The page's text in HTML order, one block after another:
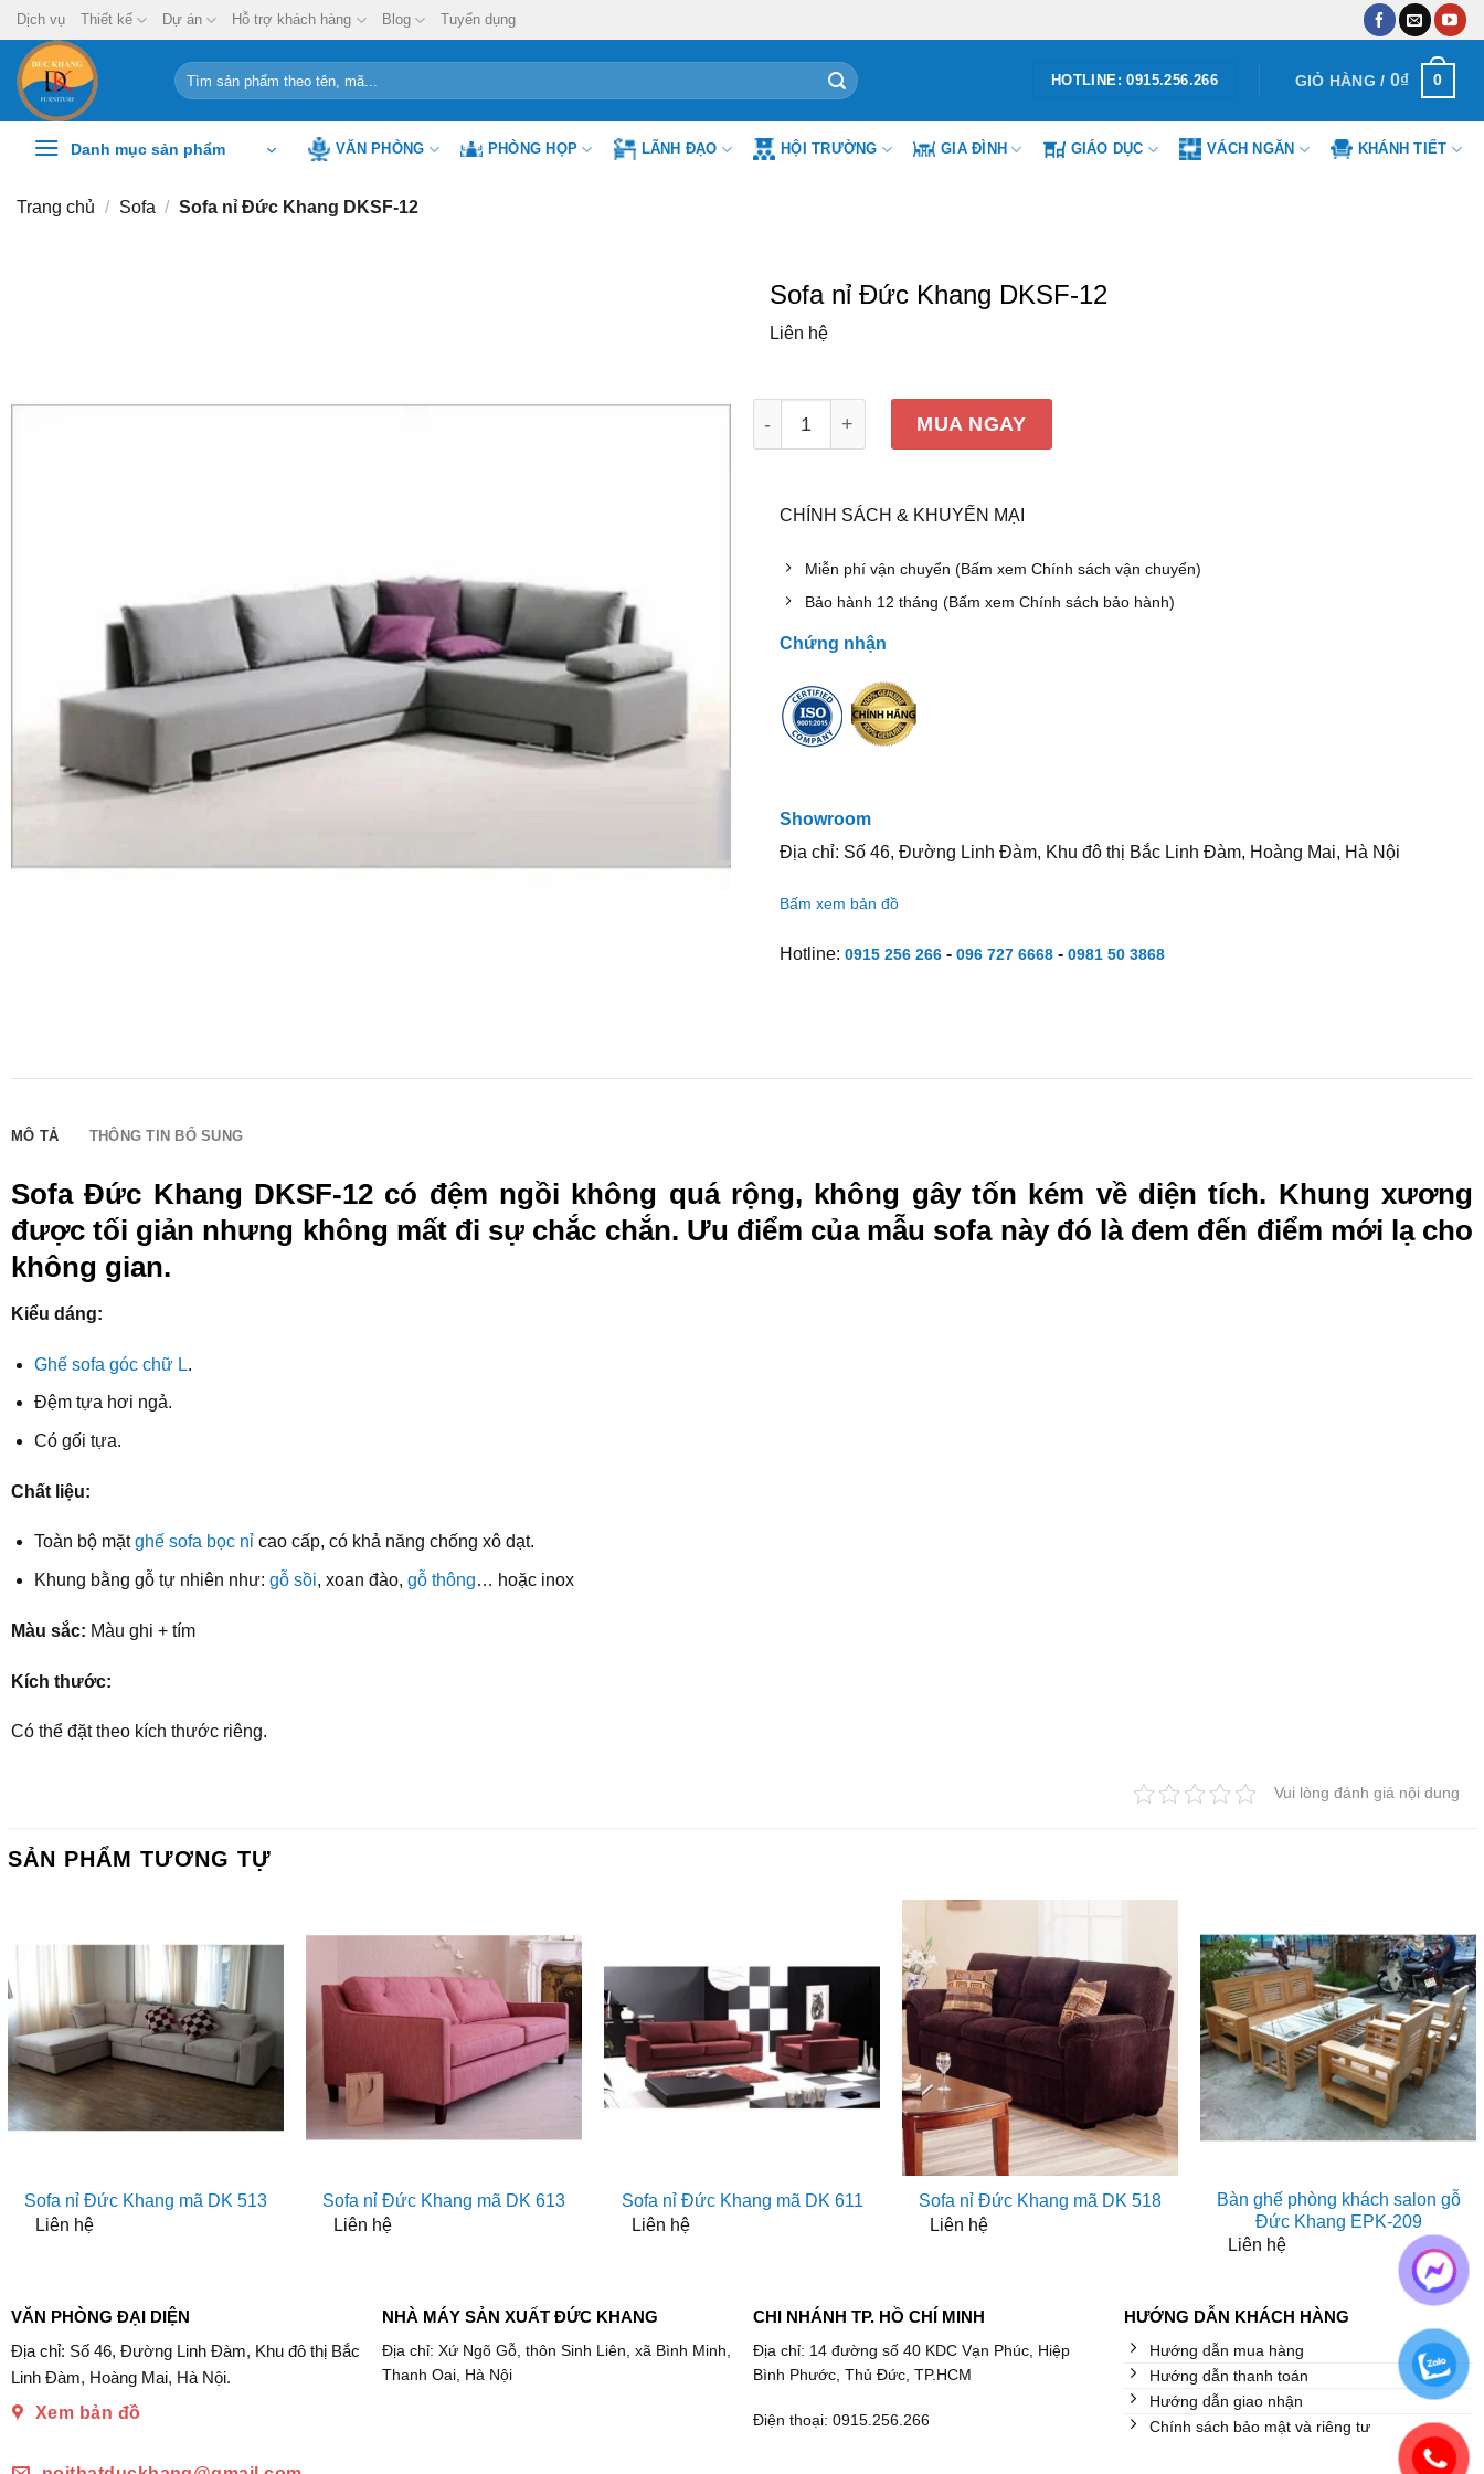
Chuyển
đến
nội
dung
Dịch vụ Thiết kế Dự án Hỗ trợ khách hàng Blog Tuyển dụng
Tìm
kiếm:
HOTLINE: 0915.256.266 GIỎ HÀNG / 0₫ 0
Danh mục sản phẩm VĂN PHÒNG PHÒNG HỌP LÃNH ĐẠO HỘI TRƯỜNG GIA ĐÌNH GIÁO DỤC VÁCH NGĂN KHÁNH TIẾT
Trang chủ / Sofa / Sofa nỉ Đức Khang DKSF-12
Sofa nỉ Đức Khang DKSF-12
Liên hệ
MUA NGAY
CHÍNH SÁCH & KHUYẾN MẠI
Miễn phí vận chuyển (Bấm xem Chính sách vận chuyển)
Bảo hành 12 tháng (Bấm xem Chính sách bảo hành)
Chứng nhận
Showroom
Địa chỉ: Số 46, Đường Linh Đàm, Khu đô thị Bắc Linh Đàm, Hoàng Mai, Hà Nội
Bấm xem bản đồ
Hotline: 0915 256 266- 096 727 6668- 0981 50 3868
MÔ TẢ THÔNG TIN BỔ SUNG
Sofa Đức Khang DKSF-12 có đệm ngồi không quá rộng, không gây tốn kém về diện tích. Khung xương
được tối giản nhưng không mất đi sự chắc chắn. Ưu điểm của mẫu sofa này đó là đem đến điểm mới lạ cho
không gian.
Kiểu dáng:
Ghế sofa góc chữ L.
Đệm tựa hơi ngả.
Có gối tựa.
Chất liệu:
Toàn bộ mặtghế sofa bọc nỉcao cấp, có khả năng chống xô dạt.
Khung bằng gỗ tự nhiên như: gỗ sồi, xoan đào, gỗ thông… hoặc inox
Màu sắc: Màu ghi + tím
Kích thước:
Có thể đặt theo kích thước riêng.
Vui lòng đánh giá nội dung
SẢN PHẨM TƯƠNG TỰ
Sofa nỉ Đức Khang mã DK 513
Liên hệ
Sofa nỉ Đức Khang mã DK 613
Liên hệ
Sofa nỉ Đức Khang mã DK 611
Liên hệ
Sofa nỉ Đức Khang mã DK 518
Liên hệ
Bàn ghế phòng khách salon gỗ
Đức Khang EPK-209
Liên hệ
VĂN PHÒNG ĐẠI DIỆN
Địa chỉ: Số 46, Đường Linh Đàm, Khu đô thị Bắc
Linh Đàm, Hoàng Mai, Hà Nội.
Xem bản đồ
NHÀ MÁY SẢN XUẤT ĐỨC KHANG
Địa chỉ: Xứ Ngõ Gỗ, thôn Sinh Liên, xã Bình Minh,
Thanh Oai, Hà Nội
CHI NHÁNH TP. HỒ CHÍ MINH
Địa chỉ: 14 đường số 40 KDC Vạn Phúc, Hiệp
Bình Phước, Thủ Đức, TP.HCM
Điện thoại: 0915.256.266
HƯỚNG DẪN KHÁCH HÀNG
Hướng dẫn mua hàng
Hướng dẫn thanh toán
Hướng dẫn giao nhận
Chính sách bảo mật và riêng tư